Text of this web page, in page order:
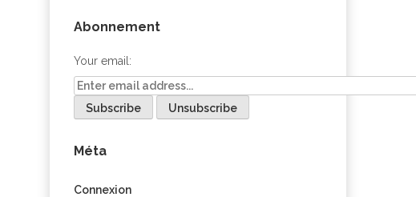
Abonnement
Your email:
Méta
Connexion